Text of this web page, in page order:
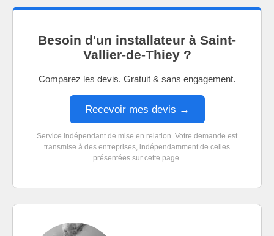
Besoin d'un installateur à Saint-
Vallier-de-Thiey ?
Comparez les devis. Gratuit & sans engagement.
Recevoir mes devis →
Service indépendant de mise en relation. Votre demande est
transmise à des entreprises, indépendamment de celles
présentées sur cette page.